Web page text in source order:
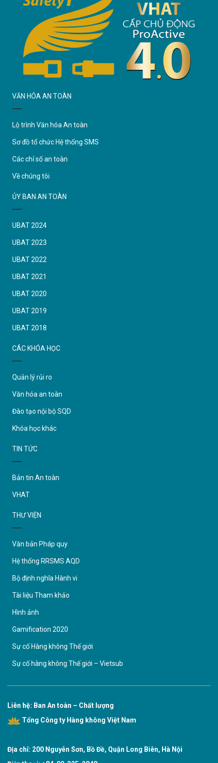
VĂN HÓA AN TOÀN
Lộ trình Văn hóa An toàn
Sơ đồ tổ chức Hệ thống SMS
Các chỉ số an toàn
Về chúng tôi
ỦY BAN AN TOÀN
UBAT 2024
UBAT 2023
UBAT 2022
UBAT 2021
UBAT 2020
UBAT 2019
UBAT 2018
CÁC KHÓA HỌC
Quản lý rủi ro
Văn hóa an toàn
Đào tạo nội bộ SQD
Khóa học khác
TIN TỨC
Bản tin An toàn
VHAT
THƯ VIỆN
Văn bản Pháp quy
Hệ thống RRSMS AQD
Bộ định nghĩa Hành vi
Tài liệu Tham khảo
Hình ảnh
Gamification 2020
Sự cố Hàng không Thế giới
Sự cố hàng không Thế giới – Vietsub
Liên hệ: Ban An toàn – Chất lượng
Tổng Công ty Hàng không Việt Nam
Địa chỉ: 200 Nguyễn Sơn, Bồ Đề, Quận Long Biên, Hà Nội